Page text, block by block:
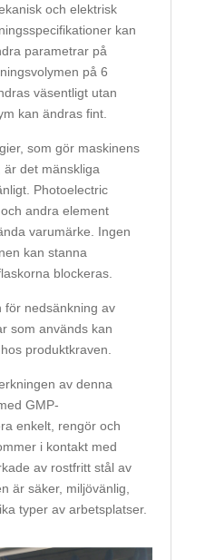
och elektrisk
kan
parametrar på
på 6
väsentligt utan
kan ändras fint.
som gör maskinens
det mänskliga
Photoelectric
andra element
varumärke. Ingen
kan stanna
blockeras.
för nedsänkning av
som används kan
produktkraven.
av denna
GMP-
enkelt, rengör och
i kontakt med
av rostfritt stål av
är säker, miljövänlig,
typer av arbetsplatser.